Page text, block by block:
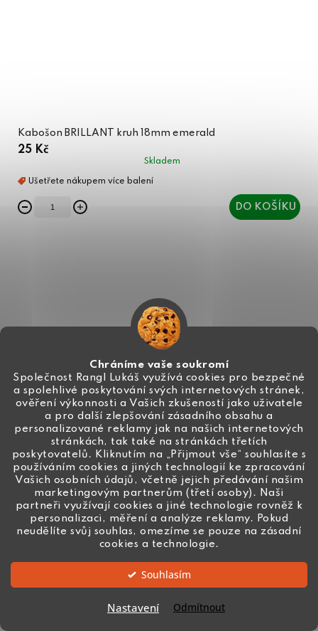
Chráníme vaše soukromí
Společnost Rangl Lukáš využívá cookies pro bezpečné
a spolehlivé poskytování svých internetových stránek,
ověření výkonnosti a Vašich zkušeností jako uživatele
a pro další zlepšování zásadního obsahu a
personalizované reklamy jak na našich internetových
stránkách, tak také na stránkách třetích
poskytovatelů. Kliknutím na „Přijmout vše“ souhlasíte s
používáním cookies a jiných technologií ke zpracování
Vašich osobních údajů, včetně jejich předávání našim
marketingovým partnerům (třetí osoby). Naši
partneři využívají cookies a jiné technologie rovněž k
personalizaci, měření a analýze reklamy. Pokud
neudělíte svůj souhlas, omezíme se pouze na zásadní
cookies a technologie.
Souhlasím
Nastavení Odmítnout
Kabošon BRILLANT kruh 18mm emerald
25 Kč
Skladem
DO KOŠÍKU